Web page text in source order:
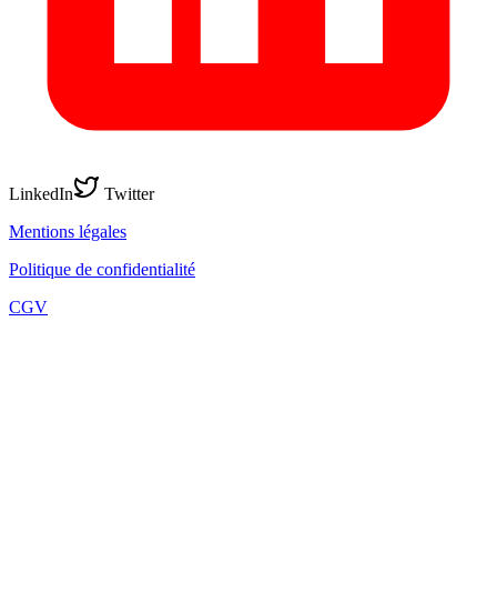
LinkedIn
Twitter
Mentions légales
Politique de confidentialité
CGV